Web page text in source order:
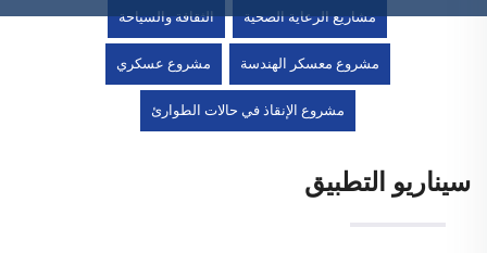
مشاريع الرعاية الصحية الثقافة والسياحة
مشروع معسكر الهندسة مشروع عسكري
مشروع الإنقاذ في حالات الطوارئ
سيناريو التطبيق